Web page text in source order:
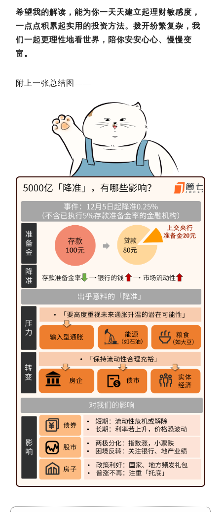
希望我的解读，能为你一天天建立起理财敏感度，
一点点积累起实用的投资方法。 拨开纷繁复杂，我
们一起更理性地看世界，陪你安安心心、慢慢变
富。
附上一张总结图——